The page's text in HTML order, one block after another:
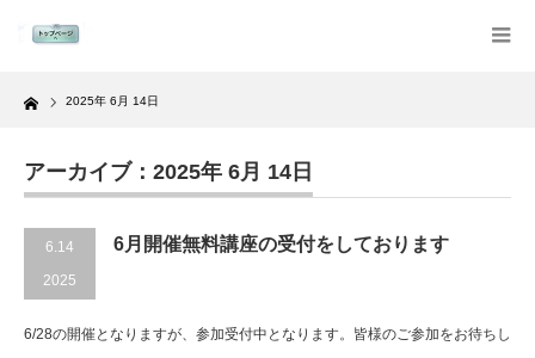
Home 2025年 6月 14日
アーカイブ：2025年 6月 14日
6.14
2025
6月開催無料講座の受付をしております
6/28の開催となりますが、参加受付中となります。皆様のご参加をお待ちし